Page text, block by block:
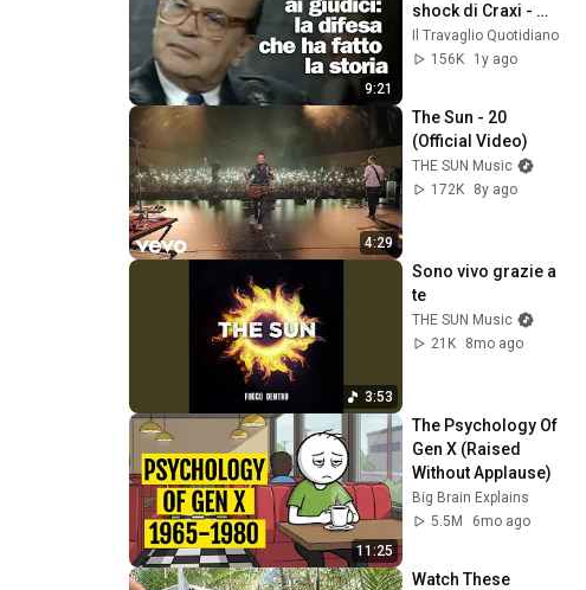
9:21
shock di Craxi -
1992
Il Travaglio Quotidiano
156K
1y ago
4:29
The Sun - 20
(Official Video)
THE SUN Music
172K
8y ago
3:53
Sono vivo grazie a
te
THE SUN Music
21K
8mo ago
11:25
The Psychology Of
Gen X (Raised
Without Applause)
Big Brain Explains
5.5M
6mo ago
Watch These